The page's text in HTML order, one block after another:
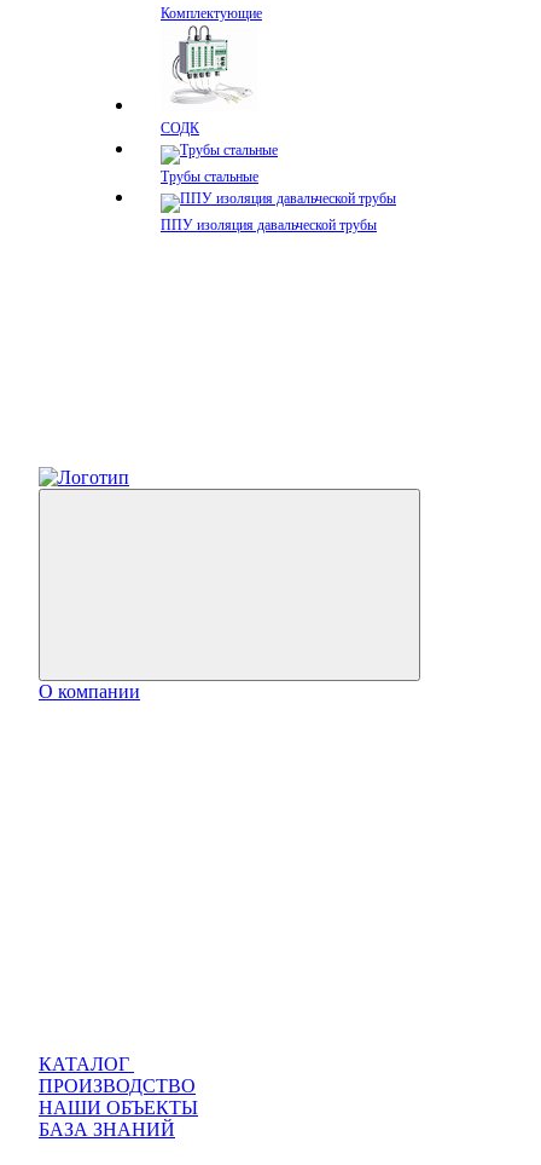
Комплектующие
СОДК
Трубы стальные
ППУ изоляция давальческой трубы
О компании
КАТАЛОГ
ПРОИЗВОДСТВО
НАШИ ОБЪЕКТЫ
БАЗА ЗНАНИЙ